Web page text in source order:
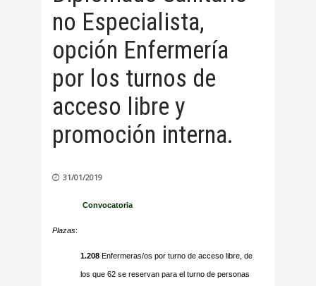
no Especialista,
opción Enfermería
por los turnos de
acceso libre y
promoción interna.
31/01/2019
Convocatoria
Plazas:
1.208 Enfermeras/os por turno de acceso libre, de
los que 62 se reservan para el turno de personas